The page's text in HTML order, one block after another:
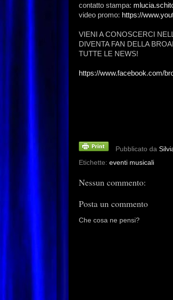
contatto stampa:
video promo: https://
VIENI A CONOSCERCI
DIVENTA FAN DELLA
TUTTE LE NEWS!
https://www.facebook.com/
Pubblicato da
Etichette: eventi musicali
Nessun commento:
Posta un commento
Che cosa ne pensi?